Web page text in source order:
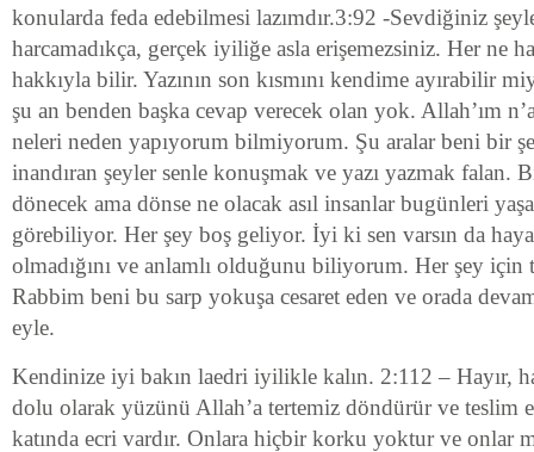
konularda feda edebilmesi lazımdır.3:92 -Sevdiğiniz
harcamadıkça, gerçek iyiliğe asla erişemezsiniz. Her ne
hakkıyla bilir. Yazının son kısmını kendime ayırabilir
şu an benden başka cevap verecek olan yok. Allah’ım
neleri neden yapıyorum bilmiyorum. Şu aralar beni bir
inandıran şeyler senle konuşmak ve yazı yazmak falan.
dönecek ama dönse ne olacak asıl insanlar bugünleri
görebiliyor. Her şey boş geliyor. İyi ki sen varsın da
olmadığını ve anlamlı olduğunu biliyorum. Her şey için
Rabbim beni bu sarp yokuşa cesaret eden ve orada
eyle.
Kendinize iyi bakın laedri iyilikle kalın. 2:112 – Hayır,
dolu olarak yüzünü Allah’a tertemiz döndürür ve teslim
katında ecri vardır. Onlara hiçbir korku yoktur ve onlar